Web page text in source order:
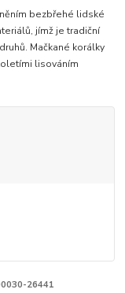
bezbřehé lidské
jímž je tradiční
Mačkané korálky
lisováním
26441